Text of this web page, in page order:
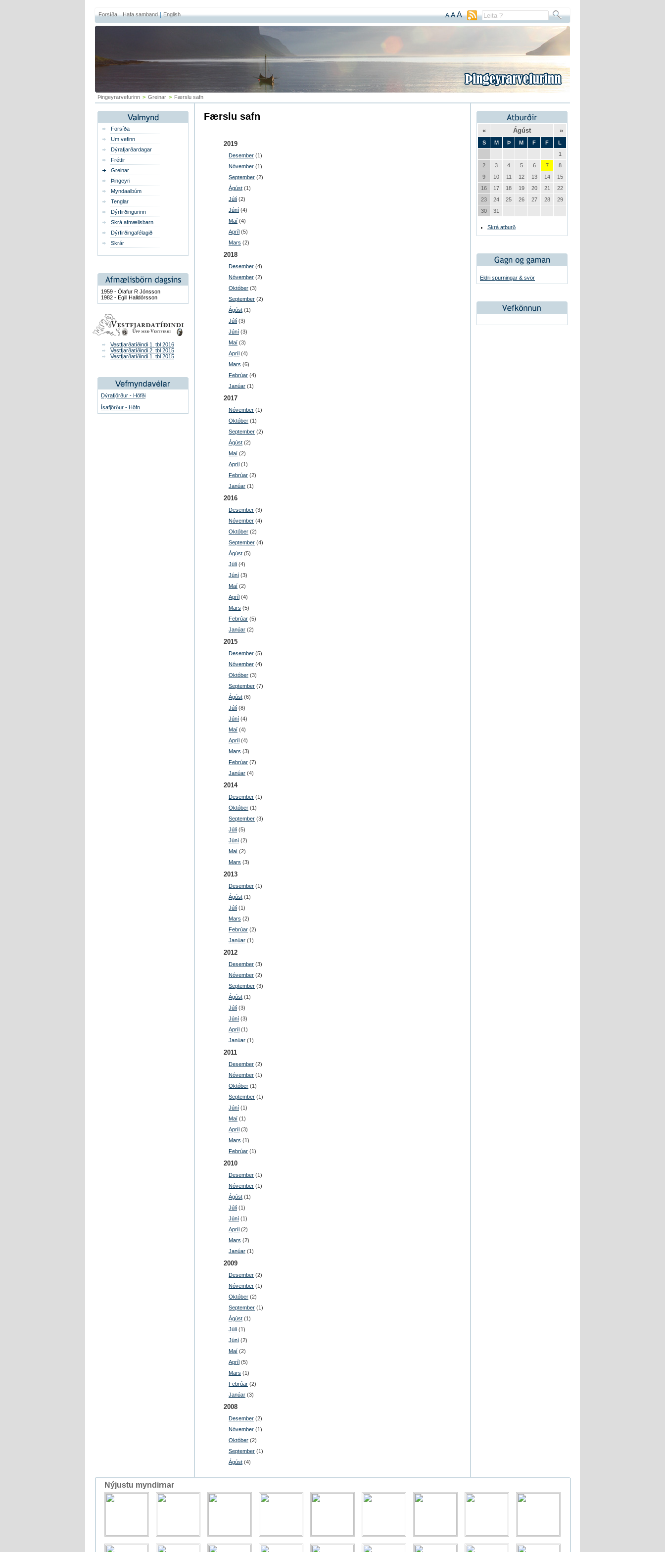
Forsíða Hafa samband English A AA
Þingeyrarvefurinn > Greinar > Færslu safn
Forsíða
Um vefinn
Dýrafjarðardagar
Fréttir
Greinar
Þingeyri
Myndaalbúm
Tenglar
Dýrfirðingurinn
Skrá afmælisbarn
Dýrfirðingafélagið
Skrár
1959 - Ólafur R Jónsson
1982 - Egill Halldórsson
Vestfjarðatíðindi 1. tbl 2016
Vestfjarðatíðindi 2. tbl 2015
Vestfjarðatíðindi 1. tbl 2015
Dýrafjörður - Höfði
Ísafjörður - Höfn
Færslu safn
2019
Desember (1)
Nóvember (1)
September (2)
Ágúst (1)
Júlí (2)
Júní (4)
Maí (4)
Apríl (5)
Mars (2)
2018
Desember (4)
Nóvember (2)
Október (3)
September (2)
Ágúst (1)
Júlí (3)
Júní (3)
Maí (3)
Apríl (4)
Mars (6)
Febrúar (4)
Janúar (1)
2017
Nóvember (1)
Október (1)
September (2)
Ágúst (2)
Maí (2)
Apríl (1)
Febrúar (2)
Janúar (1)
2016
Desember (3)
Nóvember (4)
Október (2)
September (4)
Ágúst (5)
Júlí (4)
Júní (3)
Maí (2)
Apríl (4)
Mars (5)
Febrúar (5)
Janúar (2)
2015
Desember (5)
Nóvember (4)
Október (3)
September (7)
Ágúst (6)
Júlí (8)
Júní (4)
Maí (4)
Apríl (4)
Mars (3)
Febrúar (7)
Janúar (4)
2014
Desember (1)
Október (1)
September (3)
Júlí (5)
Júní (2)
Maí (2)
Mars (3)
2013
Desember (1)
Ágúst (1)
Júlí (1)
Mars (2)
Febrúar (2)
Janúar (1)
2012
Desember (3)
Nóvember (2)
September (3)
Ágúst (1)
Júlí (3)
Júní (3)
Apríl (1)
Janúar (1)
2011
Desember (2)
Nóvember (1)
Október (1)
September (1)
Júní (1)
Maí (1)
Apríl (3)
Mars (1)
Febrúar (1)
2010
Desember (1)
Nóvember (1)
Ágúst (1)
Júlí (1)
Júní (1)
Apríl (2)
Mars (2)
Janúar (1)
2009
Desember (2)
Nóvember (1)
Október (2)
September (1)
Ágúst (1)
Júlí (1)
Júní (2)
Maí (2)
Apríl (5)
Mars (1)
Febrúar (2)
Janúar (3)
2008
Desember (2)
Nóvember (1)
Október (2)
September (1)
Ágúst (4)
« Ágúst »
S M Þ M F F
L
1
2
3 4 5 6 7
8
9
10 11 12 13 14
15
16
17 18 19 20 21
22
23
24 25 26 27 28
29
30
31
Skrá atburð
Eldri spurningar & svör
Nýjustu myndirnar